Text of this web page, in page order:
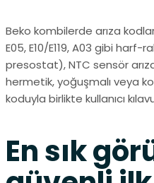
Beko kombilerde arıza
E05, E10/E119, A03 gibi
presostat), NTC sensör
hermetik, yoğuşmalı veya
koduyla birlikte kullanıcı
En sık